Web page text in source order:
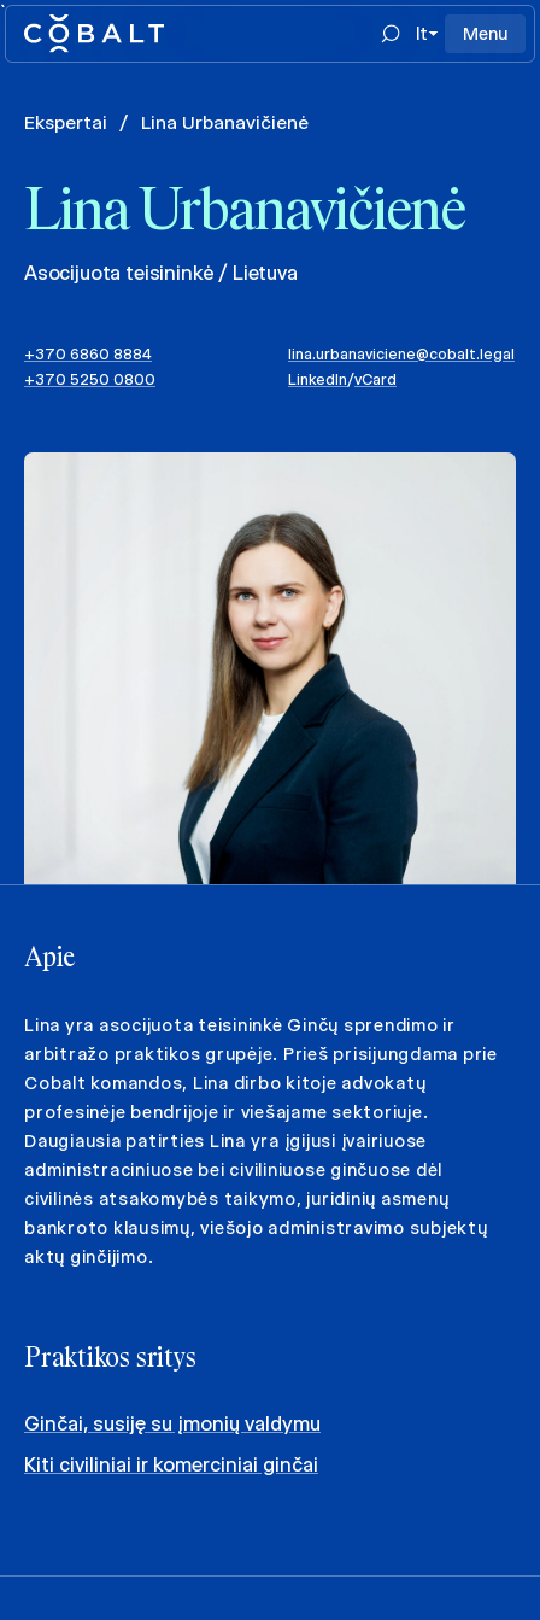
`
lt
Menu
Ekspertai / Lina Urbanavičienė
Lina Urbanavičienė
Asocijuota teisininkė / Lietuva
+370 6860 8884
+370 5250 0800
lina.urbanaviciene@cobalt.legal
LinkedIn/vCard
Apie
Lina yra asocijuota teisininkė Ginčų sprendimo ir
arbitražo praktikos grupėje. Prieš prisijungdama prie
Cobalt komandos, Lina dirbo kitoje advokatų
profesinėje bendrijoje ir viešajame sektoriuje.
Daugiausia patirties Lina yra įgijusi įvairiuose
administraciniuose bei civiliniuose ginčuose dėl
civilinės atsakomybės taikymo, juridinių asmenų
bankroto klausimų, viešojo administravimo subjektų
aktų ginčijimo.
Praktikos sritys
Ginčai, susiję su įmonių valdymu
Kiti civiliniai ir komerciniai ginčai